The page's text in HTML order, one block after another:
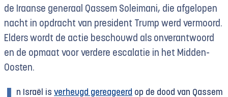
de Iraanse generaal Qassem Soleimani, die afgelopen
nacht in opdracht van president Trump werd vermoord.
Elders wordt de actie beschouwd als onverantwoord
en de opmaat voor verdere escalatie in het Midden-
Oosten.
n Israël is verheugd gereageerd op de dood van Qassem